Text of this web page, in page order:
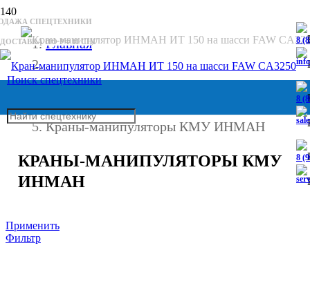
СПЕЦТЕХНИКИ
ДОСТАВКА ПО РФ И СНГ 8
8
8
Поиск спецтехники
Главная
Краны-манипуляторы
Краны-манипуляторы КМУ ИНМАН
КРАНЫ-МАНИПУЛЯТОРЫ КМУ
ИНМАН
Применить
Фильтр